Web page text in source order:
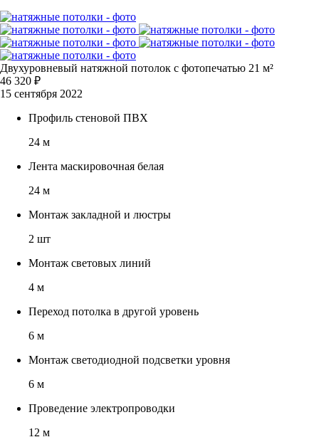
Двухуровневый натяжной потолок с фотопечатью 21 м²
46 320 ₽
15 сентября 2022
Профиль стеновой ПВХ
24 м
Лента маскировочная белая
24 м
Монтаж закладной и люстры
2 шт
Монтаж световых линий
4 м
Переход потолка в другой уровень
6 м
Монтаж светодиодной подсветки уровня
6 м
Проведение электропроводки
12 м